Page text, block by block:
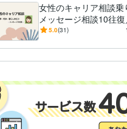
女性のキャリア相談乗
メッセージ相談10往
間♪5.0(31)